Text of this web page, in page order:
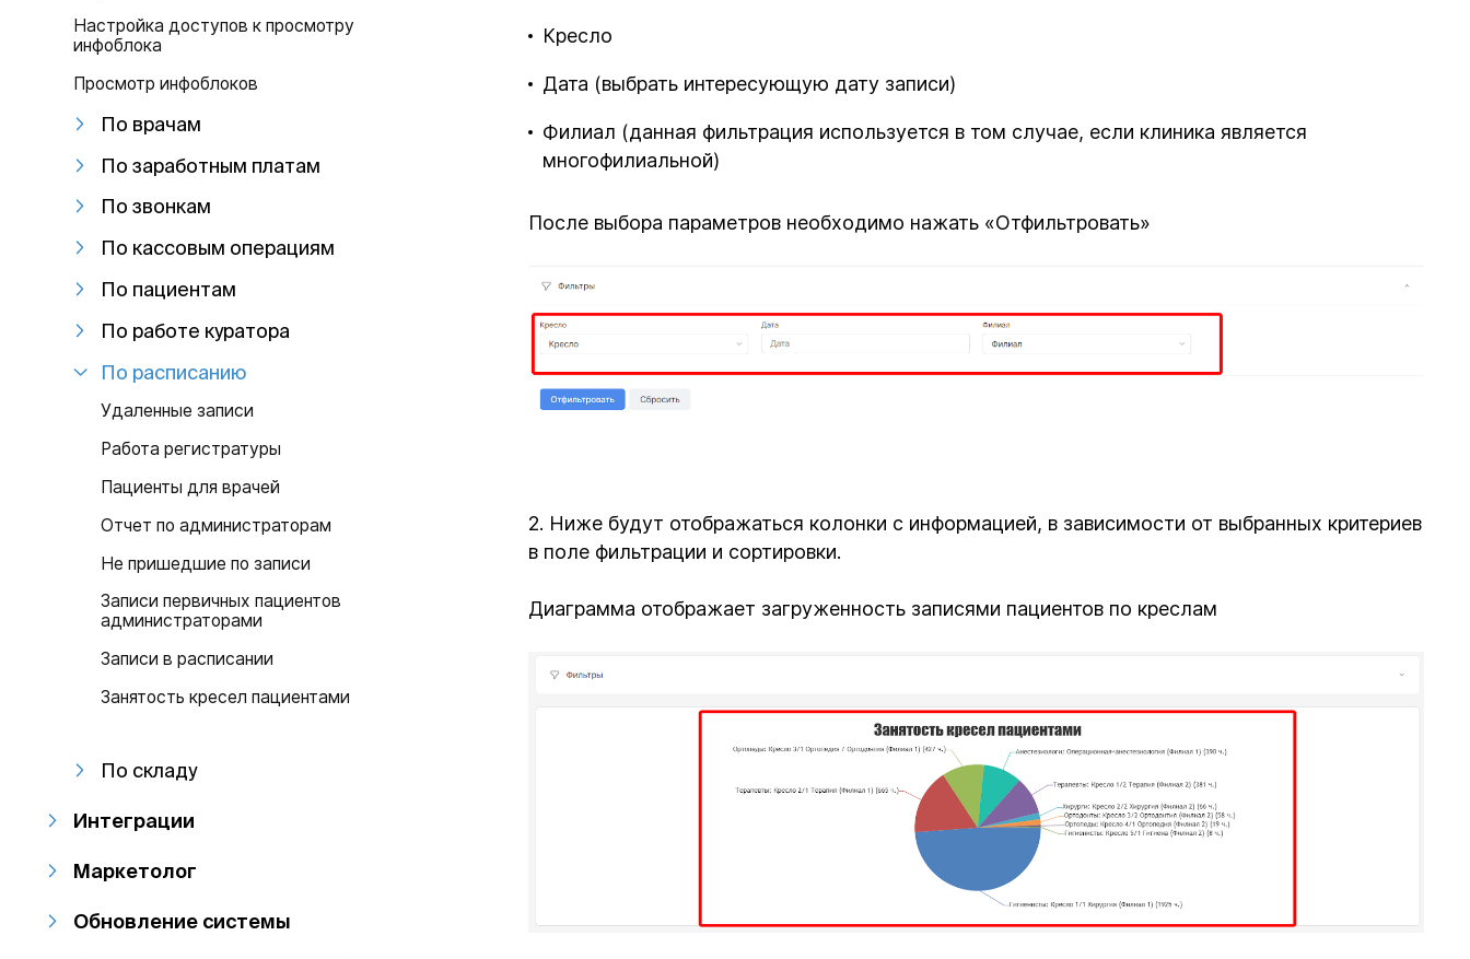
Настройка доступов к просмотру
инфоблока
Просмотр инфоблоков
По врачам
По заработным платам
По звонкам
По кассовым операциям
По пациентам
По работе куратора
По расписанию
Удаленные записи
Работа регистратуры
Пациенты для врачей
Отчет по администраторам
Не пришедшие по записи
Записи первичных пациентов
администраторами
Записи в расписании
Занятость кресел пациентами
По складу
Интеграции
Маркетолог
Обновление системы
Кресло
Дата (выбрать интересующую дату записи)
Филиал (данная фильтрация используется в том случае, если клиника является
многофилиальной)
После выбора параметров необходимо нажать «Отфильтровать»
2. Ниже будут отображаться колонки с информацией, в зависимости от выбранных критериев
в поле фильтрации и сортировки.
Диаграмма отображает загруженность записями пациентов по креслам